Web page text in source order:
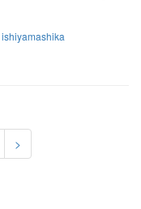
ishiyamashika
>